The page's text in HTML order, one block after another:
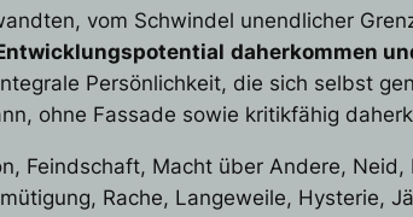
vom Schwindel unendlicher
daherkommen
Persönlichkeit, die sich selbst
ohne Fassade sowie kritikfähig
, Feindschaft, Macht über Andere, Neid ,
, Rache, Langeweile, Hysterie,